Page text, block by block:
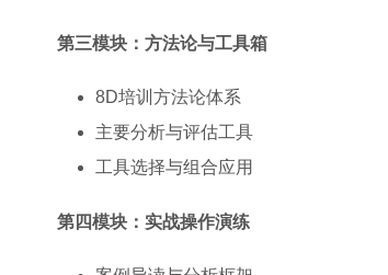
第三模块：方法论与工具箱
8D培训方法论体系
主要分析与评估工具
工具选择与组合应用
第四模块：实战操作演练